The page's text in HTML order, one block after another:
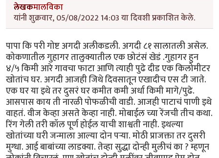
लेखकमालविका
यांनी शुक्रवार, 05/08/2022 14:03 या दिवशी प्रकाशित केले.
पापा कि परी गोष्ट अगदी अलीकडली. अगदी ८१ सालातली असेल.
कोकणातील गुहागर तालुक्यातील एक छोटंसं खेडं .गुहागर हुन
४/५ किमी आरे गावचा फाटा आणि त्याही पुढे दीड एक किलोमीटर
खोतांच घर. अगदी आजही जिथे दिवसातून एखादीच एस टी जाते.
एक घर या इथे तर दुसरं घर कमीत कमी अर्धा किमी मागे/पुढे.
आसपास काय ती नारळी पोफळीची वाडी. आजही पाटाचं पाणी इथे
वाहतं. वीज केव्हा असते केव्हा नाही. मोबाईल च्या रेंजची तीच कथा.
रिंग गेली तरी कॉल पूर्ण होईल याची शाश्वती नाही. इथल्या
खोतांच्या घरी जन्माला आल्या दोन पऱ्या. मोठी प्राजक्ता तर दुसरी
मुग्धा. आई बाबांच्या लाडक्या. तेव्हा सुद्धा दोन्ही मुलीचं का ? म्हणून